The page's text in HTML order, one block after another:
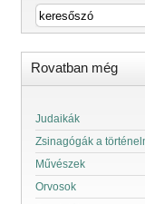
Rovatban még
Judaikák
Zsinagógák a
Művészek
Orvosok